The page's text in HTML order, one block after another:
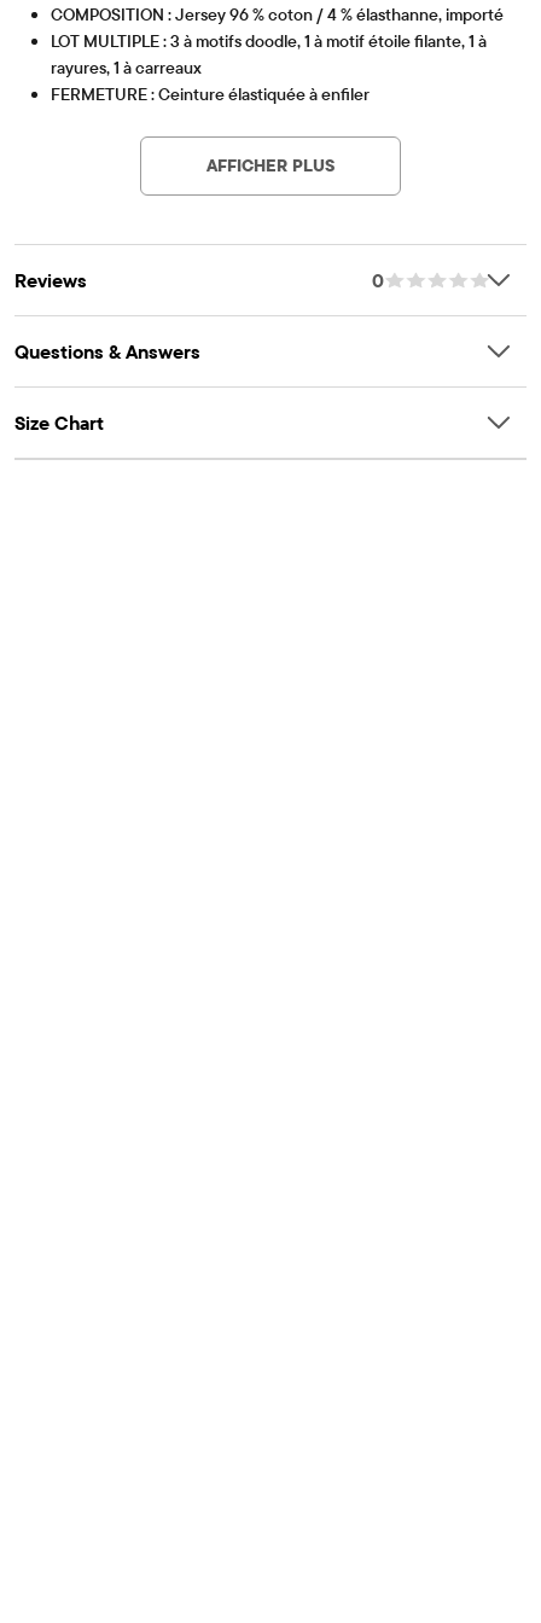
COMPOSITION : Jersey 96 % coton / 4 % élasthanne, importé
LOT MULTIPLE : 3 à motifs doodle, 1 à motif étoile filante, 1 à
rayures, 1 à carreaux
FERMETURE : Ceinture élastiquée à enfiler
AFFICHER PLUS
Reviews 0
Questions & Answers
Size Chart